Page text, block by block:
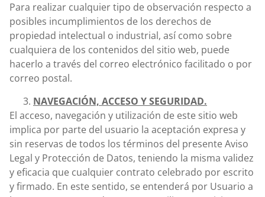
Para realizar cualquier tipo de observación respecto a
posibles incumplimientos de los derechos de
propiedad intelectual o industrial, así como sobre
cualquiera de los contenidos del sitio web, puede
hacerlo a través del correo electrónico facilitado o por
correo postal.
NAVEGACIÓN, ACCESO Y SEGURIDAD.
El acceso, navegación y utilización de este sitio web
implica por parte del usuario la aceptación expresa y
sin reservas de todos los términos del presente Aviso
Legal y Protección de Datos, teniendo la misma validez
y eficacia que cualquier contrato celebrado por escrito
y firmado. En este sentido, se entenderá por Usuario a